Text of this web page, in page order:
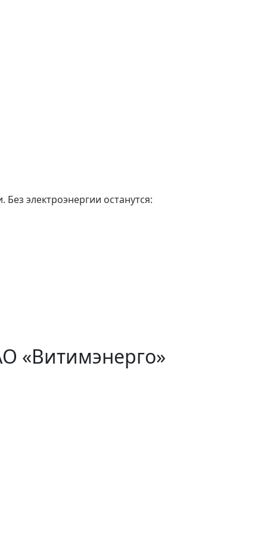
электроэнергии останутся:
«Витимэнерго»